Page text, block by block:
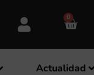
0
Actualidad